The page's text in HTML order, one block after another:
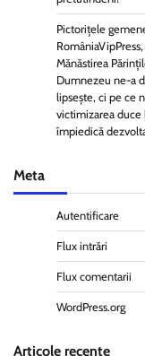
Pictorițele
Mănăstirea
Dumnezeu ne-a
lipsește, ci pe ce
victimizarea duce
împiedică
Meta
Autentificare
Flux intrări
Flux comentarii
WordPress.org
Articole recente